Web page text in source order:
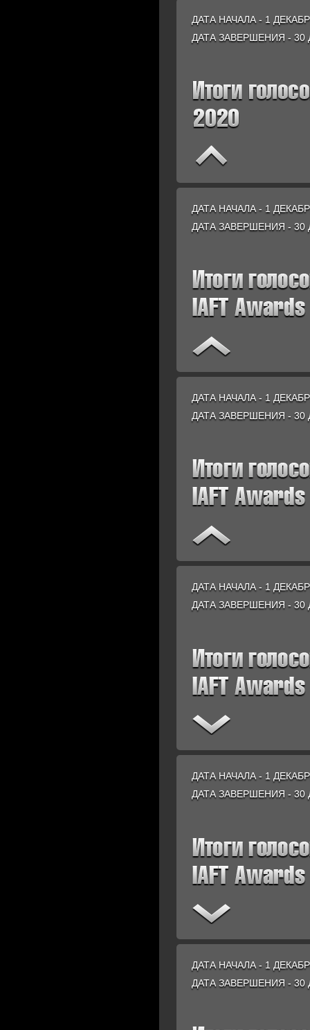
ДАТА НАЧАЛА - 1
ДАТА ЗАВЕРШЕНИЯ - 30
ДАТА НАЧАЛА - 1
ДАТА ЗАВЕРШЕНИЯ - 30
ДАТА НАЧАЛА - 1
ДАТА ЗАВЕРШЕНИЯ - 30
ДАТА НАЧАЛА - 1
ДАТА ЗАВЕРШЕНИЯ - 30
ДАТА НАЧАЛА - 1
ДАТА ЗАВЕРШЕНИЯ - 30
ДАТА НАЧАЛА - 1
ДАТА ЗАВЕРШЕНИЯ - 30